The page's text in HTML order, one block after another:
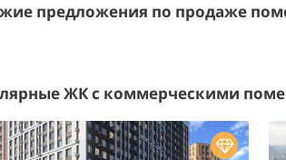
предложения по продаже
ЖК с коммерческими